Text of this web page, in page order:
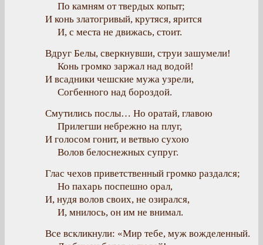
По камням от твердых копыт;
И конь златогривый, крутяся, ярится
И, с места не движась, стоит.
Вдруг Белы, сверкнувши, струи зашумели!
Конь громко заржал над водой!
И всадники чешские мужа узрели,
Согбенного над бороздой.
Смутились послы… Но оратай, главою
Прилегши небрежно на плуг,
И голосом гонит, и ветвью сухою
Волов белоснежных супруг.
Глас чехов приветственный громко раздался;
Но пахарь поспешно орал,
И, нудя волов своих, не озирался,
И, мнилось, он им не внимал.
Все вскликнули: «Мир тебе, муж вожделенный.